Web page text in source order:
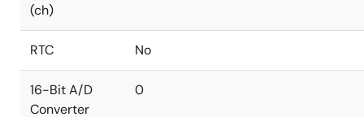
(ch)
RTC No
16-Bit A/D
Converter
0